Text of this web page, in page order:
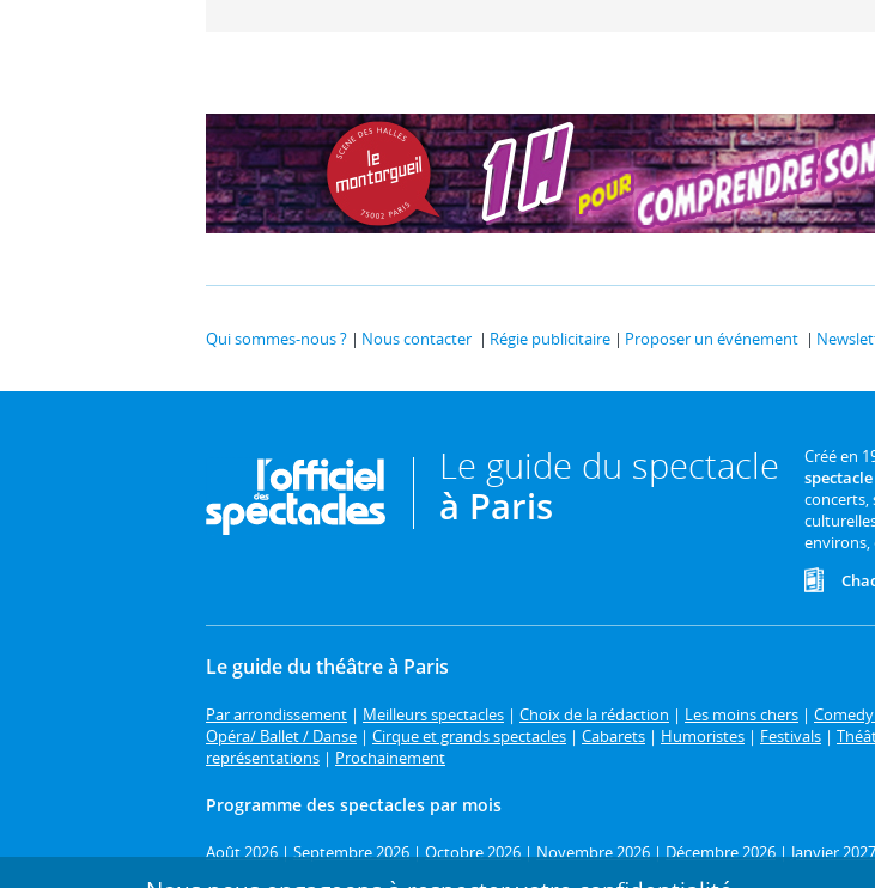
Qui sommes-nous ? Nous contacter Régie publicitaire Proposer un événement
Le guide du spectacle
à Paris
Créé en
concerts,
environs,
Le guide du théâtre à Paris
Par arrondissement | Meilleurs spectacles | Choix de la rédaction | Les moins chers |
Opéra/ Ballet / Danse | Cirque et grands spectacles | Cabarets | Humoristes | Festivals |
représentations | Prochainement
Programme des spectacles par mois
Août 2026|Septembre 2026|Octobre 2026|Novembre 2026|Décembre 2026|Janvier 2027